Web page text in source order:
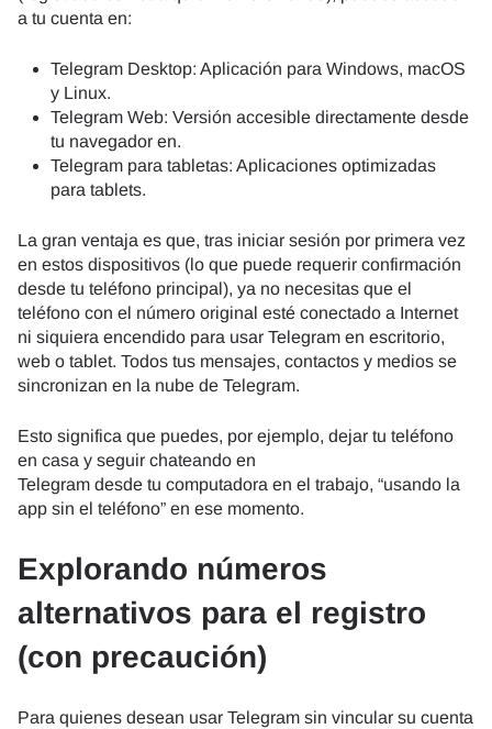
a tu cuenta en:
Telegram Desktop: Aplicación para Windows, macOS
y Linux.
Telegram Web: Versión accesible directamente desde
tu navegador en.
Telegram para tabletas: Aplicaciones optimizadas
para tablets.
La gran ventaja es que, tras iniciar sesión por primera vez
en estos dispositivos (lo que puede requerir confirmación
desde tu teléfono principal), ya no necesitas que el
teléfono con el número original esté conectado a Internet
ni siquiera encendido para usar Telegram en escritorio,
web o tablet. Todos tus mensajes, contactos y medios se
sincronizan en la nube de Telegram.
Esto significa que puedes, por ejemplo, dejar tu teléfono
en casa y seguir chateando en
Telegram desde tu computadora en el trabajo, “usando la
app sin el teléfono” en ese momento.
Explorando números
alternativos para el registro
(con precaución)
Para quienes desean usar Telegram sin vincular su cuenta